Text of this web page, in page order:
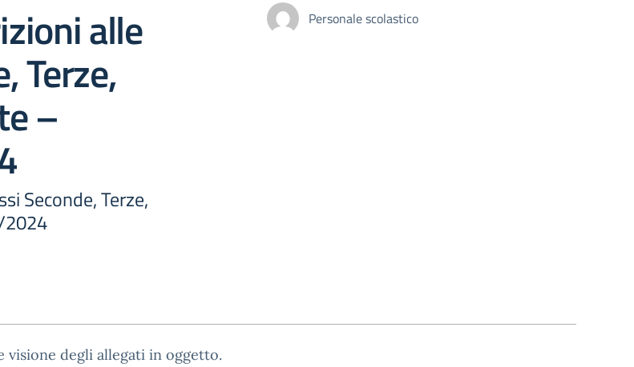
alle
Terze,
–
Seconde, Terze,
2024
Personale scolastico
visione degli allegati in oggetto.